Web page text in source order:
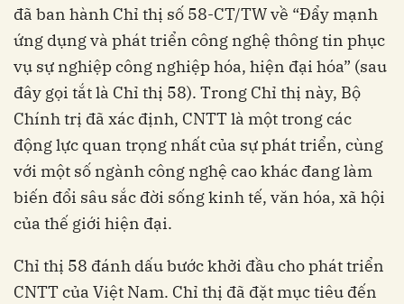
đã ban hành Chỉ thị số 58-CT/TW về “Đẩy mạnh
ứng dụng và phát triển công nghệ thông tin phục
vụ sự nghiệp công nghiệp hóa, hiện đại hóa” (sau
đây gọi tắt là Chỉ thị 58). Trong Chỉ thị này, Bộ
Chính trị đã xác định, CNTT là một trong các
động lực quan trọng nhất của sự phát triển, cùng
với một số ngành công nghệ cao khác đang làm
biến đổi sâu sắc đời sống kinh tế, văn hóa, xã hội
của thế giới hiện đại.
Chỉ thị 58 đánh dấu bước khởi đầu cho phát triển
CNTT của Việt Nam. Chỉ thị đã đặt mục tiêu đến